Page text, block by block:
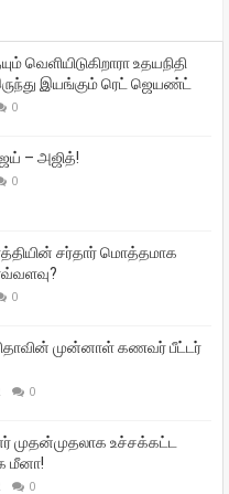
வெளியிடுகிறாரா உதயநிதி
இயங்கும் ரெட் ஜெயண்ட்
0
– அஜித்!
0
சர்தார் மொத்தமாக
0
முன்னாள் கணவர் பீட்டர்
0
உச்சக்கட்ட
மீனா!
0